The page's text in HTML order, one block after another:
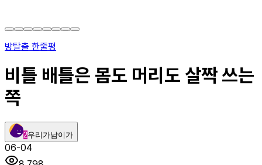
방탈출 한줄평
비틀 배틀은 몸도 머리도 살짝 쓰는
쪽
2우리가남이가
06-04